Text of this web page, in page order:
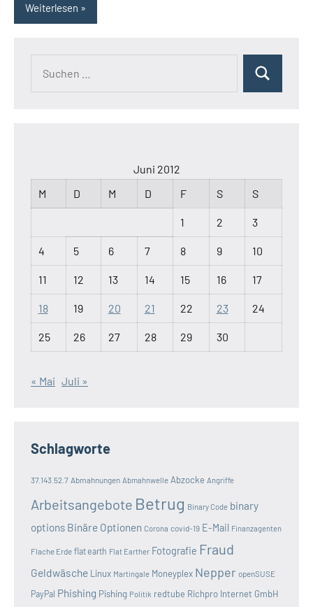
Weiterlesen
Suchen
Juni 2012
M
D M D F S S
1 2 3
4 5 6 7 8 9 10
11 12 13 14 15 16 17
18 19 20 21 22 23 24
25 26 27 28 29 30
« Mai Juli »
Schlagworte
37.143.52.7 Abmahnungen Abmahnwelle Abzocke Angriffe
Arbeitsangebote Betrug Binary Code binary
options Binäre Optionen Corona covid-19 E-Mail Finanzagenten
Flache Erde flat earth Flat Earther Fotografie Fraud
Geldwäsche Linux Martingale Moneyplex Nepper openSUSE
PayPal Phishing Pishing Politik redtube Richpro Internet GmbH